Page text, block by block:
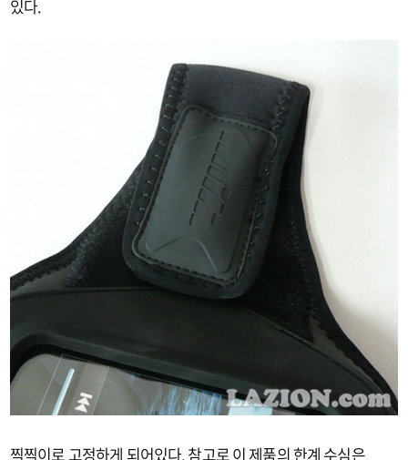
있다.
찍찍이로 고정하게 되어있다. 참고로 이 제품의 한계 수심은